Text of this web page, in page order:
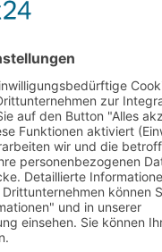
Bayreuth
Durchholz M.A.